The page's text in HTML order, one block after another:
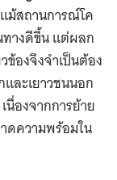
ม้สถานการณ์โค
ทางดีขึ้น แต่ผลก
ข้องจึงจำเป็นต้อง
ละเยาวชนนอก
นื่องจากการย้าย
ดความพร้อมใน